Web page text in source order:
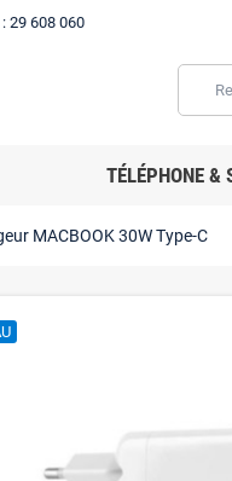
: 29 608 060
TÉLÉPHONE &
MACBOOK 30W Type-C